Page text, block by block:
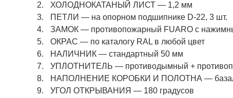
ХОЛОДНОКАТАНЫЙ ЛИСТ — 1,2 мм
ПЕТЛИ — на опорном подшипнике D-22, 3 шт.
ЗАМОК — противопожарный FUARO с
ОКРАС — по каталогу RAL в любой цвет​​​​​​​
НАЛИЧНИК — стандартный 50 мм
УПЛОТНИТЕЛЬ — противодымный +
НАПОЛНЕНИЕ КОРОБКИ И ПОЛОТНА —
УГОЛ ОТКРЫВАНИЯ — 180 градусов